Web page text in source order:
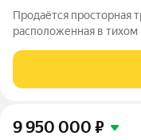
Продаётся просторная
расположенная в тихом
просторные комнаты, ,
из комнаты и кухни).
9 950 000 ₽